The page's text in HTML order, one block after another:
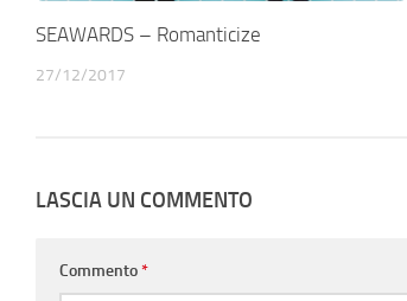
SEAWARDS – Romanticize
27/12/2017
LASCIA UN COMMENTO
Commento*